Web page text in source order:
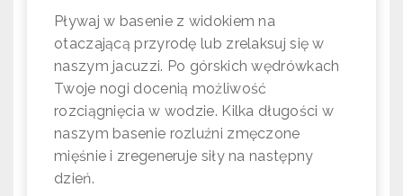
Pływaj w basenie z widokiem na
otaczającą przyrodę lub zrelaksuj się w
naszym jacuzzi. Po górskich wędrówkach
Twoje nogi docenią możliwość
rozciągnięcia w wodzie. Kilka długości w
naszym basenie rozluźni zmęczone
mięśnie i zregeneruje siły na następny
dzień.